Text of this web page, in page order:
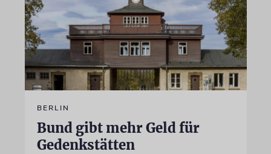
BERLIN
Bund gibt mehr Geld für
Gedenkstätten